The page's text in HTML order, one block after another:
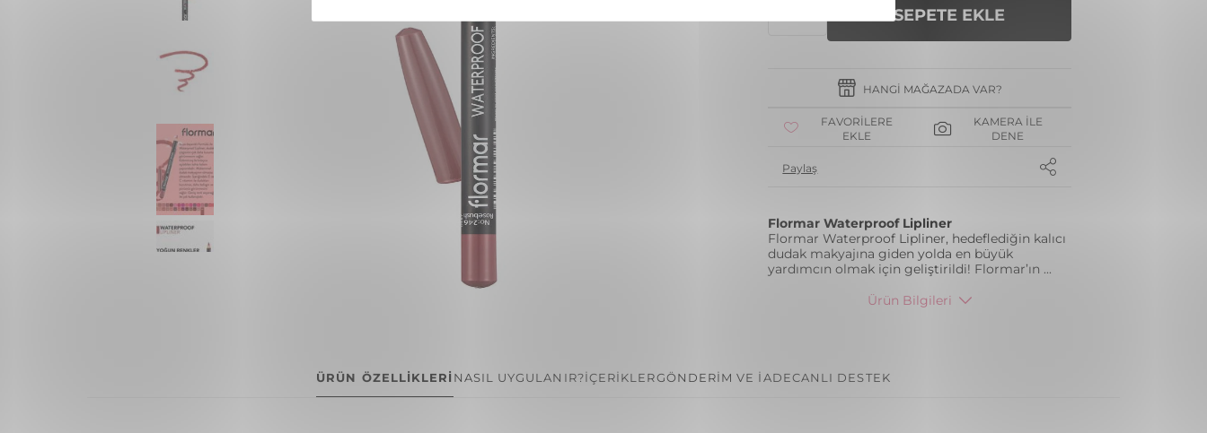
SEPETE EKLE
HANGI MAĞAZADA VAR?
FAVORILERE
EKLE
KAMERA İLE
DENE
Paylaş
Flormar Waterproof Lipliner
Flormar Waterproof Lipliner, hedeflediğin kalıcı
dudak makyajına giden yolda en büyük
yardımcın olmak için geliştirildi! Flormar’ın ...
Ürün Bilgileri
ÜRÜN ÖZELLİKLERİ NASIL UYGULANIR?İÇERİKLERGÖNDERİM VE İADECANLI DESTEK